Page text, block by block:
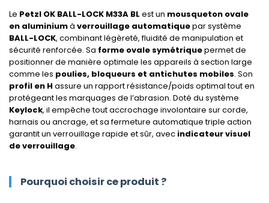
Le Petzl OK BALL-LOCK M33A BL est un mousqueton ovale
en aluminiumà verrouillage automatiquepar système
BALL-LOCK, combinant légèreté, fluidité de manipulation et
sécurité renforcée. Sa forme ovale symétriquepermet de
positionner de manière optimale les appareils à section large
comme les poulies, bloqueurs et antichutes mobiles. Son
profil en H assure un rapport résistance/poids optimal tout en
protégeant les marquages de l’abrasion. Doté du système
Keylock, il empêche tout accrochage involontaire sur corde,
harnais ou ancrage, et sa fermeture automatique triple action
garantit un verrouillage rapide et sûr, avec indicateur visuel
de verrouillage.
Pourquoi choisir ce produit ?